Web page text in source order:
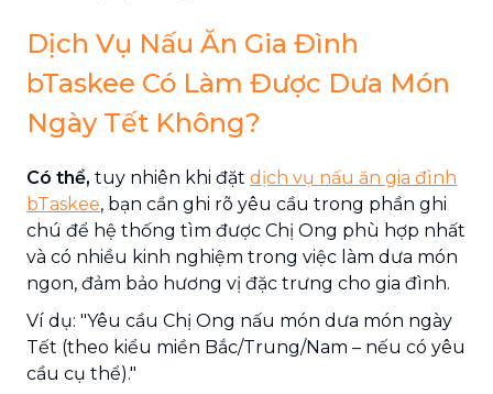
Dịch Vụ Nấu Ăn Gia Đình
bTaskee Có Làm Được Dưa Món
Ngày Tết Không?
Có thể, tuy nhiên khi đặt dịch vụ nấu ăn gia đình
bTaskee, bạn cần ghi rõ yêu cầu trong phần ghi
chú để hệ thống tìm được Chị Ong phù hợp nhất
và có nhiều kinh nghiệm trong việc làm dưa món
ngon, đảm bảo hương vị đặc trưng cho gia đình.
Ví dụ: "Yêu cầu Chị Ong nấu món dưa món ngày
Tết (theo kiểu miền Bắc/Trung/Nam – nếu có yêu
cầu cụ thể)."